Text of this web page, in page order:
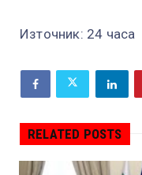
Източник: 24 часа
RELATED POSTS